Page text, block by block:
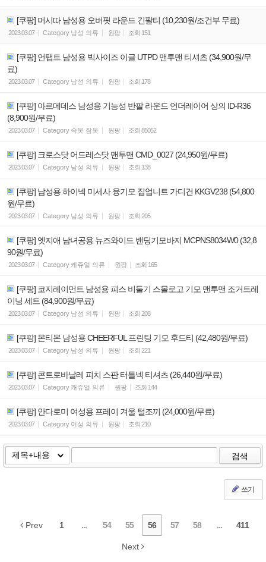
[쿠팡] 머시따 남성용 오버핏 라운드 긴팔티 (10,230원/조건부 무료)
2023.03.07 Category 남성 의류 원팡 조회 151
[쿠팡] 언탭트 남성용 빅사이즈 이글 UTPD 맨투맨 티셔츠 (34,900원/무
료)
2023.03.07 Category 남성 의류 원팡 조회 178
[쿠팡] 아르메데스 남성용 기능성 반팔 라운드 언더레이어 상의 ID-R36
(8,900원/무료)
2023.03.07 Category 속옷 잠옷 원팡 조회 85052
[쿠팡] 크로스닷 어드레스닷 맨투맨 CMD_0027 (24,950원/무료)
2023.03.07 Category 남성 의류 원팡 조회 138
[쿠팡] 남성용 하이넥 미세사 융기모 집업니트 가디건 KKGV238 (54,800
원/무료)
2023.03.07 Category 남성 의류 원팡 조회 205
[쿠팡] 엣지애 남녀공용 뉴즈와이드 밴딩기모바지 MCPNS8034W0 (32,8
90원/무료)
2023.03.07 Category 캐쥬얼 의류 원팡 조회 165
[쿠팡] 코지레이먼트 남성용 피스 비둘기 스몰로고 기모 맨투맨 조거트레
이닝 세트 (84,900원/무료)
2023.03.07 Category 남성 의류 원팡 조회 208
[쿠팡] 몬티몬 남성용 CHEERFUL 프린팅 기모 후드티 (42,480원/무료)
2023.03.07 Category 남성 의류 원팡 조회 221
[쿠팡] 콘트로바날레 피치 스판 터틀넥 티셔츠 (26,440원/무료)
2023.03.07 Category 캐쥬얼 의류 원팡 조회 144
[쿠팡] 안다로미 여성용 프레이 겨울 털조끼 (24,000원/무료)
2023.03.07 Category 여성 의류 원팡 조회 210
검색
쓰기
Prev 1 ... 54 55 56 57 58 ... 411
Next